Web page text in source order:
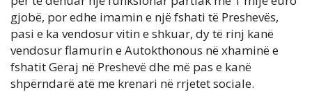
gjobë, por edhe imamin e një fshati të Preshevës,
pasi e ka vendosur vitin e shkuar, dy të rinj kanë
vendosur flamurin e Autokthonous në xhaminë e
fshatit Geraj në Preshevë dhe më pas e kanë
shpërndarë atë me krenari në rrjetet sociale.